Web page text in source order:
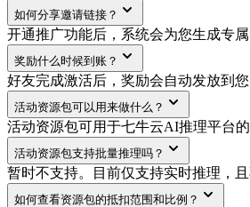
如何分享邀请链接？
开通推广功能后，系统会为您生成专
奖励什么时候到账？
好友完成激活后，奖励会自动发放到
活动资源包可以用来做什么？
活动资源包可用于七牛云AI推理平台
活动资源包支持批量推理吗？
暂时不支持。目前仅支持实时推理，
如何查看资源包的抵扣范围和比例？